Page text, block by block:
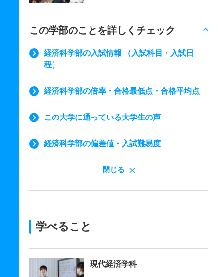
この学部のことを詳しくチェック
経済科学部の入試情報 （入試科目・入試日
程）
経済科学部の倍率・合格最低点・合格平均点
この大学に通っている大学生の声
経済科学部の偏差値・入試難易度
閉じる
学べること
現代経済学科